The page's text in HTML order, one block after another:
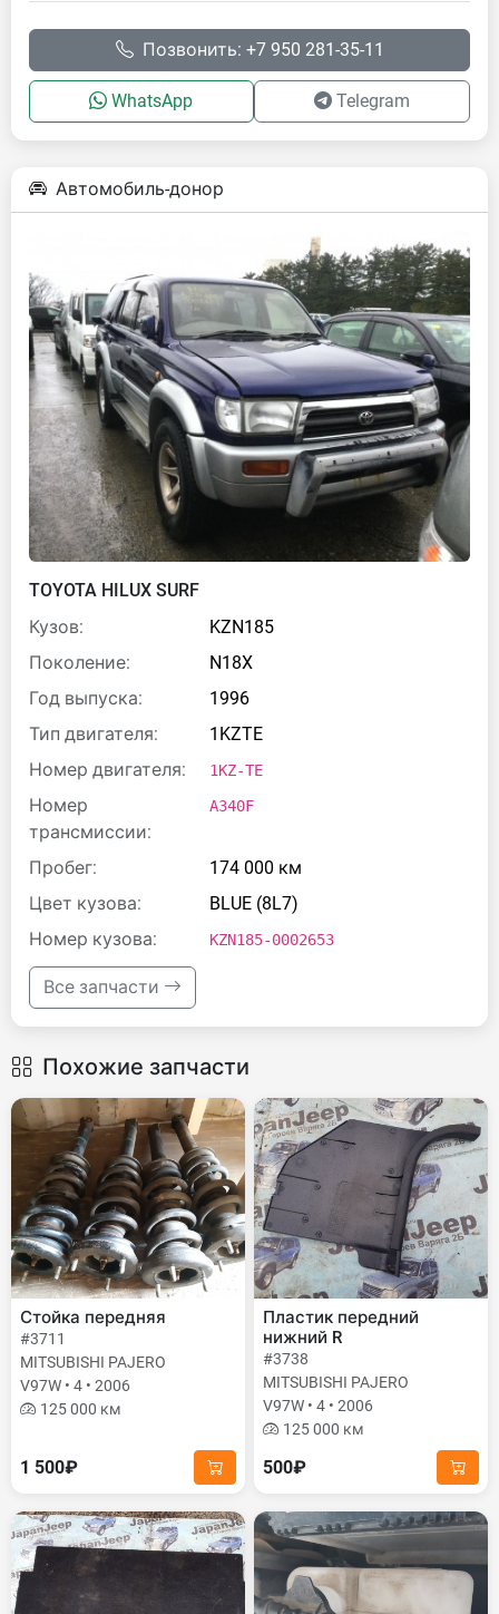
Позвонить: +7 950 281-35-11
WhatsApp Telegram
Автомобиль-донор
TOYOTA HILUX SURF
Кузов:
KZN185
Поколение:
N18X
Год выпуска:
1996
Тип двигателя:
1KZTE
Номер двигателя:
1KZ-TE
Номер
трансмиссии:
A340F
Пробег:
174 000 км
Цвет кузова:
BLUE (8L7)
Номер кузова:
KZN185-0002653
Все запчасти
Похожие запчасти
Стойка передняя
#3711
MITSUBISHI PAJERO
V97W • 4 • 2006
125 000 км
1 500₽
Пластик передний
нижний R
#3738
MITSUBISHI PAJERO
V97W • 4 • 2006
125 000 км
500₽